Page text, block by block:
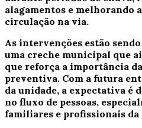
alagamentos e melhorando
circulação na via.
As intervenções estão
uma creche municipal que
que reforça a importância
preventiva. Com a futura
da unidade, a expectativa é
no fluxo de pessoas,
familiares e profissionais da